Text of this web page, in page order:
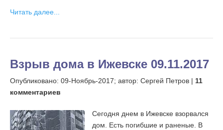
Читать далее...
Взрыв дома в Ижевске 09.11.2017
Опубликовано: 09-Ноябрь-2017; автор: Сергей Петров | 11
комментариев
Сегодня днем в Ижевске взорвался
дом. Есть погибшие и раненые. В